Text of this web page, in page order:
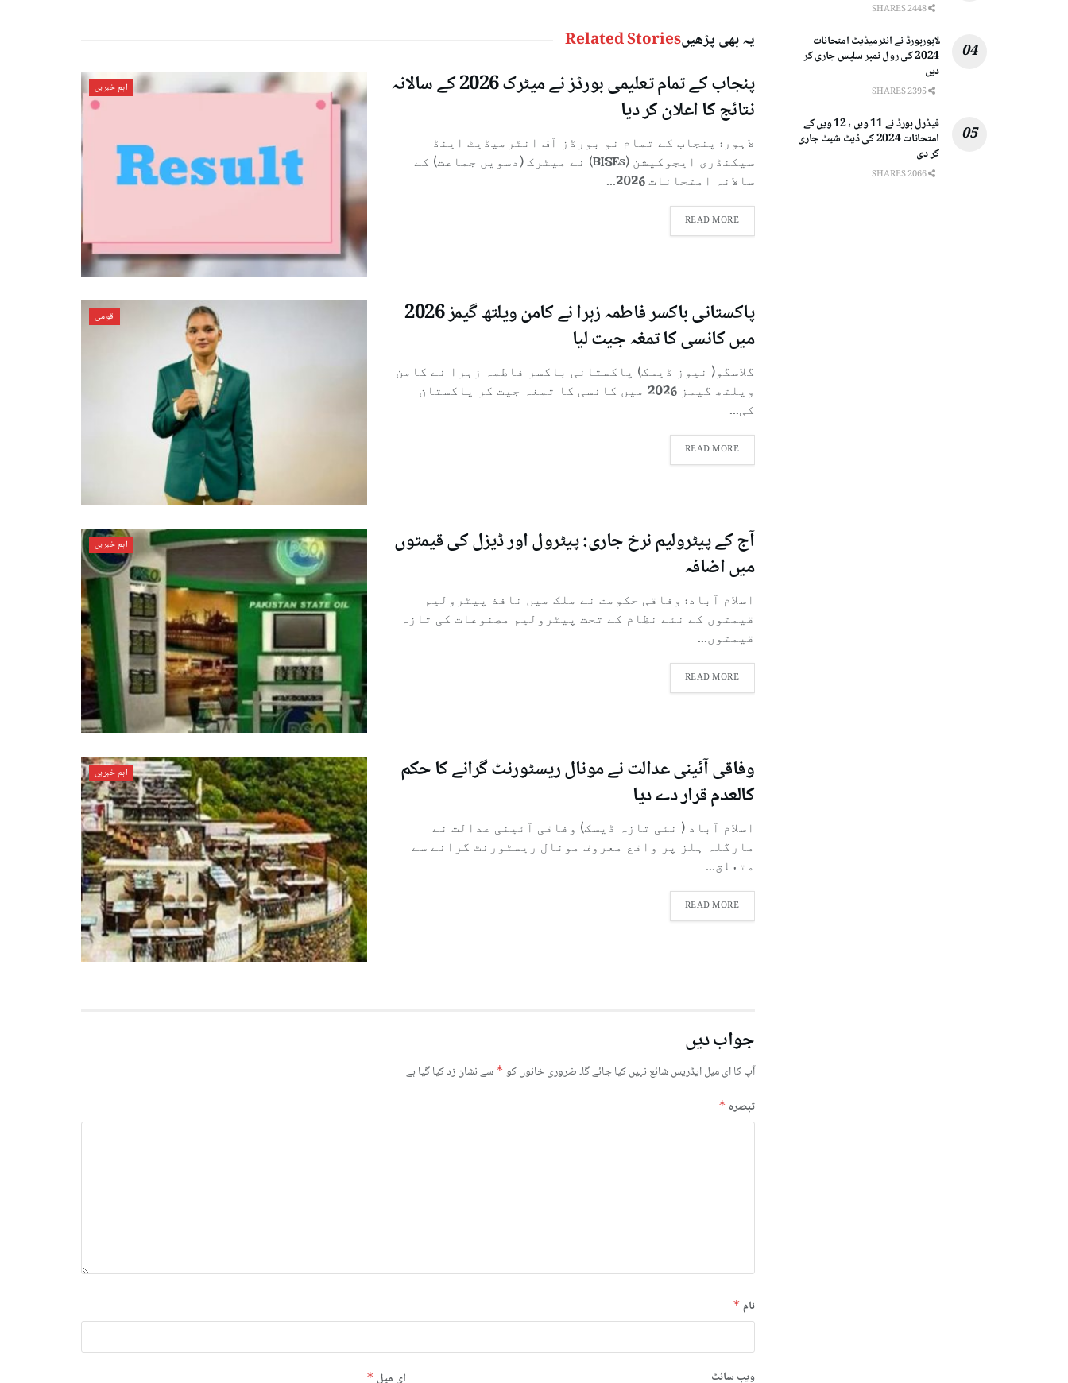
یہ بھی پڑھیںRelated Stories
اہم خبریں
پنجاب کے تمام تعلیمی بورڈز نے میٹرک 2026 کے سالانہ
نتائج کا اعلان کر دیا
لاہور: پنجاب کے تمام نو بورڈز آف انٹرمیڈیٹ اینڈ
سیکنڈری ایجوکیشن (BISEs) نے میٹرک (دسویں جماعت) کے
سالانہ امتحانات 2026...
READ MORE
قومی
پاکستانی باکسر فاطمہ زہرا نے کامن ویلتھ گیمز 2026
میں کانسی کا تمغہ جیت لیا
گلاسگو( نیوز ڈیسک) پاکستانی باکسر فاطمہ زہرا نے کامن
ویلتھ گیمز 2026 میں کانسی کا تمغہ جیت کر پاکستان
کی...
READ MORE
اہم خبریں
آج کے پیٹرولیم نرخ جاری: پیٹرول اور ڈیزل کی قیمتوں
میں اضافہ
اسلام آباد: وفاقی حکومت نے ملک میں نافذ پیٹرولیم
قیمتوں کے نئے نظام کے تحت پیٹرولیم مصنوعات کی تازہ
قیمتوں...
READ MORE
اہم خبریں
وفاقی آئینی عدالت نے مونال ریسٹورنٹ گرانے کا حکم
کالعدم قرار دے دیا
اسلام آباد ( نئی تازہ ڈیسک) وفاقی آئینی عدالت نے
مارگلہ ہلز پر واقع معروف مونال ریسٹورنٹ گرانے سے
متعلق...
READ MORE
جواب دیں
آپ کا ای میل ایڈریس شائع نہیں کیا جائے گا۔ضروری خانوں کو * سے نشان زد کیا گیا ہے
تبصرہ *
نام *
ای میل * ویب‌ سائٹ
لاہوربورڈ نے انٹرمیڈیٹ امتحانات
2024 کی رول نمبر سلپس جاری کر
دیں
فیڈرل بورڈ نے 11 ویں ، 12 ویں کے
امتحانات 2024 کی ڈیٹ شیٹ جاری
کر دی